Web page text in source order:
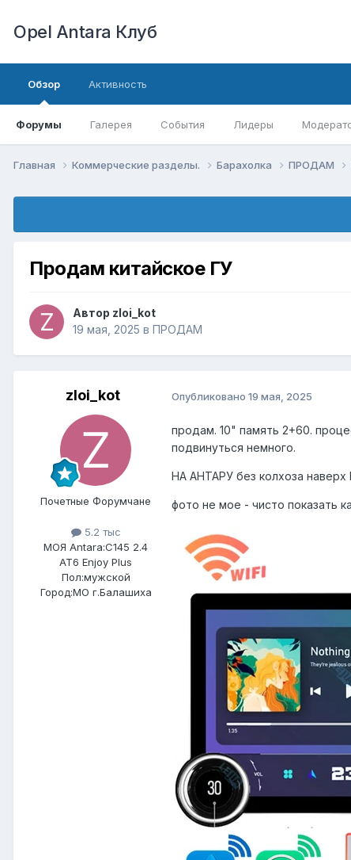
Opel Antara Клуб
Обзор
Форумы Галерея События Лидеры
Активность
Главная Коммерческие разделы. Барахолка ПРОДАМ
Продам китайское ГУ
Автор zloi_kot
19 мая, 2025 в ПРОДАМ
zloi_kot
Почетные Форумчане
5.2 тыс
МОЯ Antara:C145 2.4
AT6 Enjoy Plus
Пол:мужской
Город:МО г.Балашиха
Опубликовано 19 мая, 2025
продам. 10" память 2+60.
подвинуться немного.
НА АНТАРУ без колхоза
фото не мое - чисто показать